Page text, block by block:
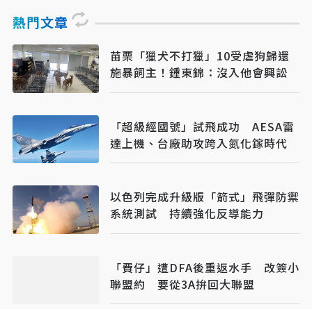
熱門文章
苗栗「獵犬不打獵」10受虐狗歸還
施暴飼主！鍾東錦：沒入他會興訟
「超級經國號」試飛成功 AESA雷
達上機、台廠助攻跨入氮化鎵時代
以色列完成升級版「箭式」飛彈防禦
系統測試 持續強化反導能力
「費仔」遭DFA後重返水手 改簽小
聯盟約 要從3A拚回大聯盟